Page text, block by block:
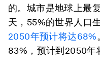
的。城市是地球上最
天，55%的世界人口
2050年预计将达68%
83%，预计到2050年